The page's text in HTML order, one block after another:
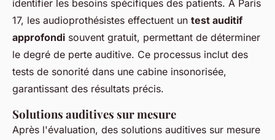
identifier les besoins spécifiques des patients. À Paris
17, les audioprothésistes effectuent un test auditif
approfondi souvent gratuit, permettant de déterminer
le degré de perte auditive. Ce processus inclut des
tests de sonorité dans une cabine insonorisée,
garantissant des résultats précis.
Solutions auditives sur mesure
Après l'évaluation, des solutions auditives sur mesure